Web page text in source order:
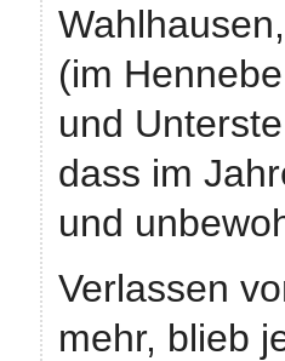
(im
und
dass im
und
Verlassen
mehr, blieb